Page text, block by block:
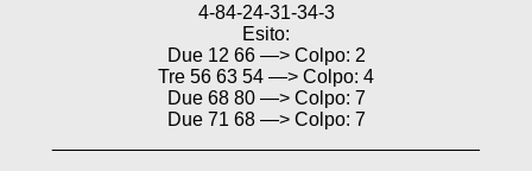
4-84-24-31-34-3
Esito:
Due 12 66 —> Colpo: 2
Tre 56 63 54 —> Colpo: 4
Due 68 80 —> Colpo: 7
Due 71 68 —> Colpo: 7